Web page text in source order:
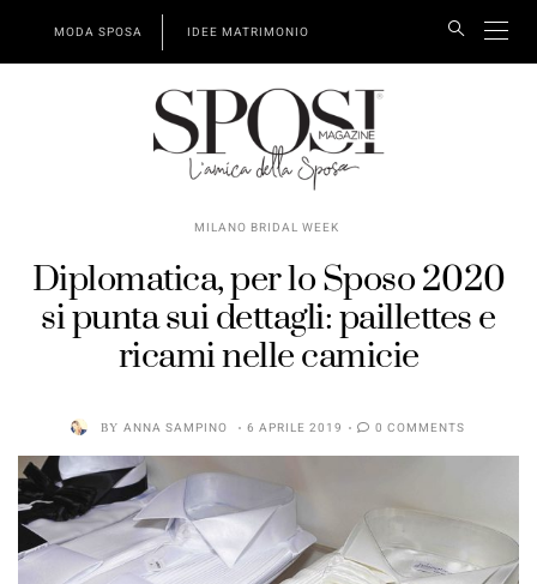
MODA SPOSA IDEE MATRIMONIO
MILANO BRIDAL WEEK
Diplomatica, per lo Sposo 2020
si punta sui dettagli: paillettes e
ricami nelle camicie
BY ANNA SAMPINO 6 APRILE 2019 0 COMMENTS